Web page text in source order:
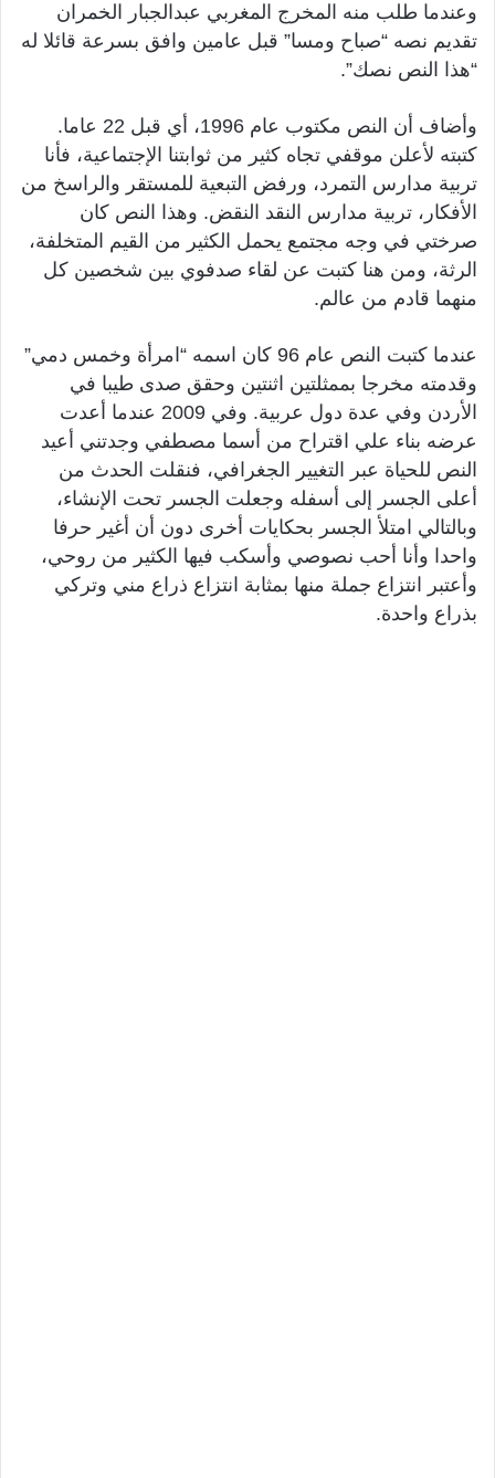
وعندما طلب منه المخرج المغربي عبدالجبار الخمران
تقديم نصه “صباح ومسا” قبل عامين وافق بسرعة قائلا له
“هذا النص نصك”.
وأضاف أن النص مكتوب عام 1996، أي قبل 22 عاما.
كتبته لأعلن موقفي تجاه كثير من ثوابتنا الإجتماعية، فأنا
تربية مدارس التمرد، ورفض التبعية للمستقر والراسخ من
الأفكار، تربية مدارس النقد النقض. وهذا النص كان
صرختي في وجه مجتمع يحمل الكثير من القيم المتخلفة،
الرثة، ومن هنا كتبت عن لقاء صدفوي بين شخصين كل
منهما قادم من عالم.
عندما كتبت النص عام 96 كان اسمه “امرأة وخمس دمي”
وقدمته مخرجا بممثلتين اثنتين وحقق صدى طيبا في
الأردن وفي عدة دول عربية. وفي 2009 عندما أعدت
عرضه بناء علي اقتراح من أسما مصطفي وجدتني أعيد
النص للحياة عبر التغيير الجغرافي، فنقلت الحدث من
أعلى الجسر إلى أسفله وجعلت الجسر تحت الإنشاء،
وبالتالي امتلأ الجسر بحكايات أخرى دون أن أغير حرفا
واحدا وأنا أحب نصوصي وأسكب فيها الكثير من روحي،
وأعتبر انتزاع جملة منها بمثابة انتزاع ذراع مني وتركي
بذراع واحدة.